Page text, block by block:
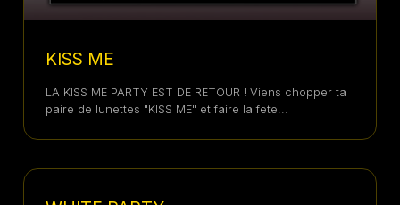
KISS ME
LA KISS ME PARTY EST DE RETOUR ! Viens chopper ta
paire de lunettes "KISS ME" et faire la fete...
13 JUILLET 2026